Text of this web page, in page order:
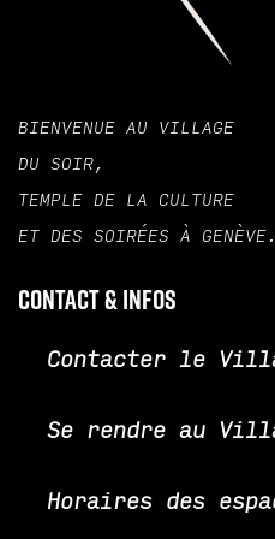
BIENVENUE AU VILLAGE
DU SOIR,
TEMPLE DE LA CULTURE
ET DES SOIRÉES À GENÈVE.
Contact & infos
Contacter le
Se rendre au
Horaires des